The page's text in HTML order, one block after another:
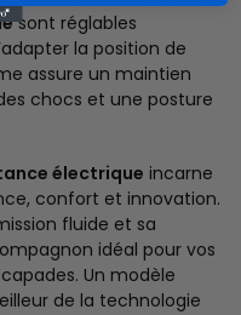
sont réglables
la position de
assure un maintien
chocs et une posture
électrique incarne
confort et innovation.
fluide et sa
idéal pour vos
Un modèle
de la technologie